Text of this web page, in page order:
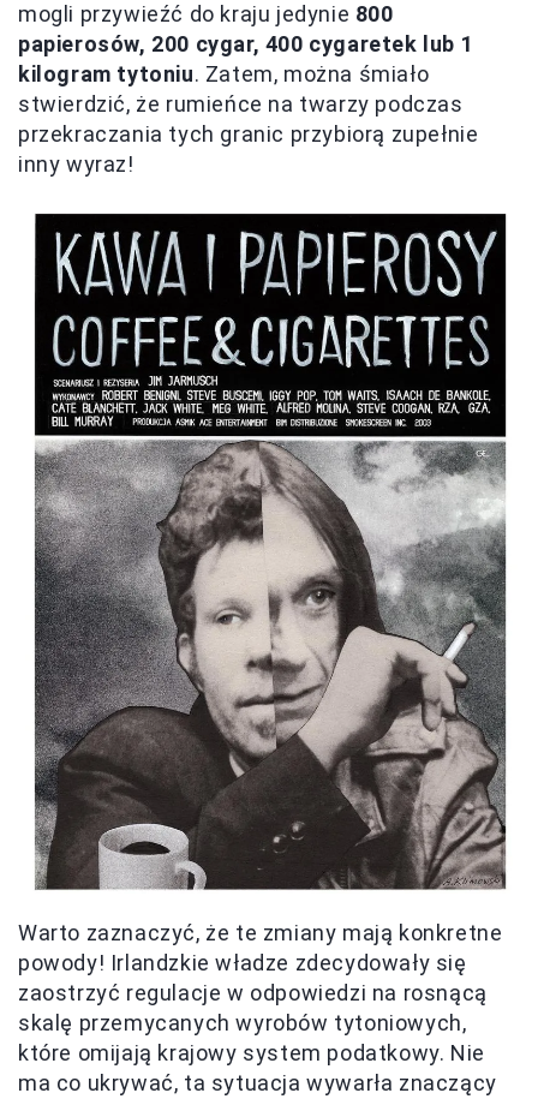
mogli przywieźć do kraju jedynie 800
papierosów, 200 cygar, 400 cygaretek lub 1
kilogram tytoniu. Zatem, można śmiało
stwierdzić, że rumieńce na twarzy podczas
przekraczania tych granic przybiorą zupełnie
inny wyraz!
Warto zaznaczyć, że te zmiany mają konkretne
powody! Irlandzkie władze zdecydowały się
zaostrzyć regulacje w odpowiedzi na rosnącą
skalę przemycanych wyrobów tytoniowych,
które omijają krajowy system podatkowy. Nie
ma co ukrywać, ta sytuacja wywarła znaczący